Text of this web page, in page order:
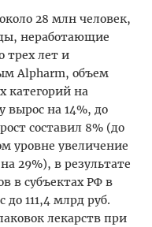
28 млн человек,
неработающие
трех лет и
Alpharm, объем
категорий на
вырос на 14%, до
составил 8% (до
уровне увеличение
29%), в результате
в субъектах РФ в
111,4 млрд руб.
лекарств при